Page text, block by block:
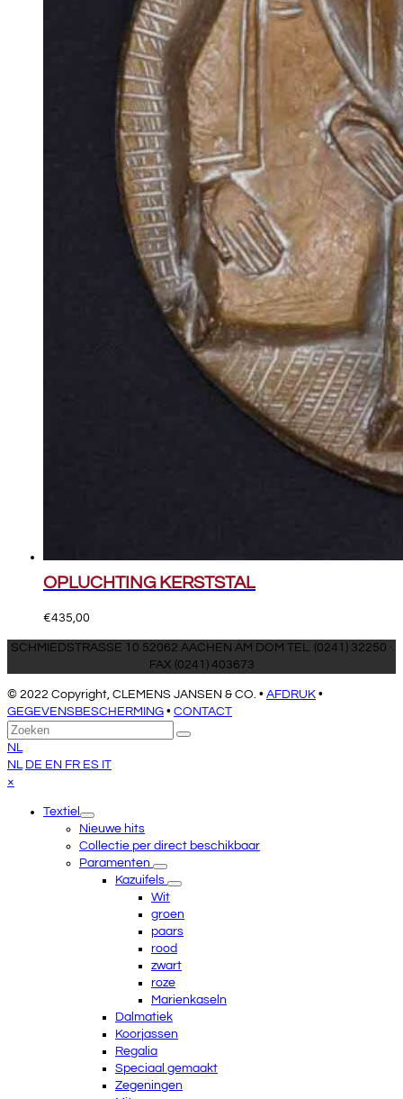
OPLUCHTING KERSTSTAL
€435,00
SCHMIEDSTRASSE 10 52062 AACHEN AM DOM TEL. (0241) 32250 ·
FAX (0241) 403673
© 2022 Copyright, CLEMENS JANSEN & CO. • AFDRUK •
GEGEVENSBESCHERMING • CONTACT
Terug
naar
boven
Zoeken
Verzenden
NL
NL DE EN FR ES IT
×
menuTextiel
Nieuwe hits
Collectie per direct beschikbaar
Paramenten
Kazuifels
Wit
groen
paars
rood
zwart
roze
Marienkaseln
Dalmatiek
Koorjassen
Regalia
Speciaal gemaakt
Zegeningen